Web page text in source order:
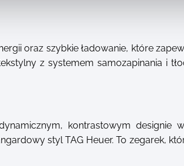
oraz szybkie ładowanie, które
z systemem samozapinania i
kontrastowym designie
styl TAG Heuer. To zegarek,